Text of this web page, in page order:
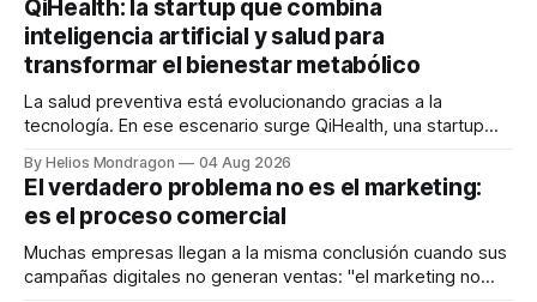
QiHealth: la startup que combina
inteligencia artificial y salud para
transformar el bienestar metabólico
La salud preventiva está evolucionando gracias a la
tecnología. En ese escenario surge QiHealth, una startup
dispositivos inteligentes, inteligencia artificial y monitoreo
en tiempo real para ayudar a las personas a tomar mejores
decisiones sobre su salud metabólica. Su propuesta busca
responder
By Helios Mondragon 04 Aug 2026
El verdadero problema no es el marketing:
es el proceso comercial
Muchas empresas llegan a la misma conclusión cuando sus
campañas digitales no generan ventas: "el marketing no